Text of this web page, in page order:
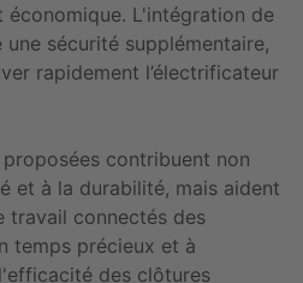
économique. L'intégration de
sécurité supplémentaire,
rapidement l’électrificateur
contribuent non
et à la durabilité, mais aident
travail connectés des
temps précieux et à
des clôtures